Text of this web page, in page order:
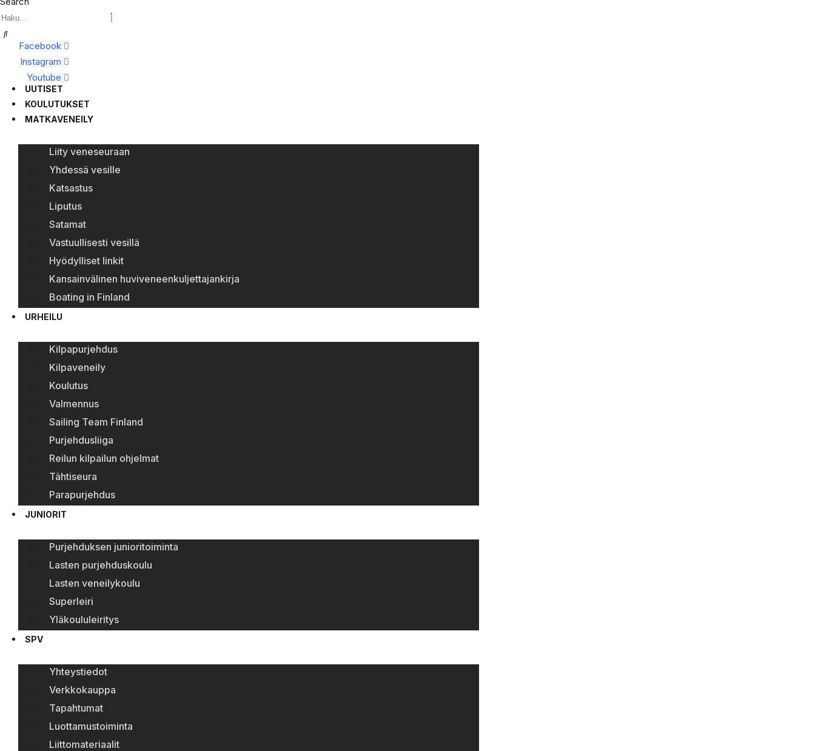
Facebook
Instagram
Youtube
UUTISET
KOULUTUKSET
MATKAVENEILY
Liity veneseuraan
Yhdessä vesille
Katsastus
Liputus
Satamat
Vastuullisesti vesillä
Hyödylliset linkit
Kansainvälinen huviveneenkuljettajankirja
Boating in Finland
URHEILU
Kilpapurjehdus
Kilpaveneily
Koulutus
Valmennus
Sailing Team Finland
Purjehdusliiga
Reilun kilpailun ohjelmat
Tähtiseura
Parapurjehdus
JUNIORIT
Purjehduksen junioritoiminta
Lasten purjehduskoulu
Lasten veneilykoulu
Superleiri
Yläkoululeiritys
SPV
Yhteystiedot
Verkkokauppa
Tapahtumat
Luottamustoiminta
Liittomateriaalit